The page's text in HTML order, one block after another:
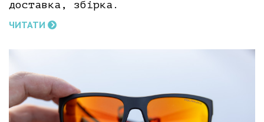
доставка, збірка.
ЧИТАТИ